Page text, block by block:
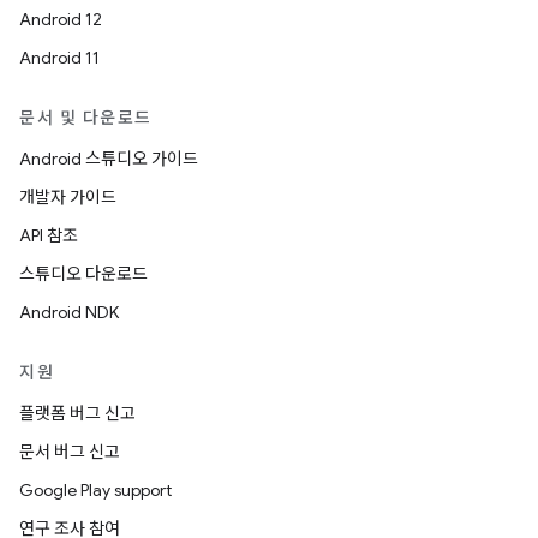
Android 12
Android 11
문서 및 다운로드
Android 스튜디오 가이드
개발자 가이드
API 참조
스튜디오 다운로드
Android NDK
지원
플랫폼 버그 신고
문서 버그 신고
Google Play support
연구 조사 참여